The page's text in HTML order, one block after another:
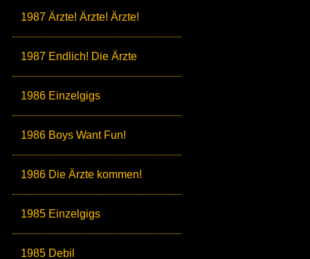
1987 Ärzte! Ärzte! Ärzte!
1987 Endlich! Die Ärzte
1986 Einzelgigs
1986 Boys Want Fun!
1986 Die Ärzte kommen!
1985 Einzelgigs
1985 Debil